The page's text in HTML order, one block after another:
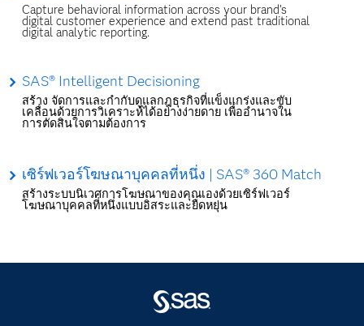
Capture behavioral information across your brand’s
digital customer experience and extend past traditional
digital analytic reporting.
SAS® Intelligent Decisioning
สร้าง จัดการและกำกับดูแลกฎธุรกิจที่แข็งแกร่งและขับ
เคลื่อนด้วยการวิเคราะห์ได้อย่างง่ายดาย เพื่ออำนาจใน
การตัดสินใจตามต้องการ
เซิร์ฟเวอร์โฆษณาบุคคลที่หนึ่ง | SAS® 360 Match
สร้างระบบนิเวศการโฆษณาของคุณเองด้วยเซิร์ฟเวอร์
โฆษณาบุคคลที่หนึ่งแบบอิสระและยืดหยุ่น